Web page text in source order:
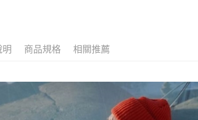
明 商品規格 相關推薦